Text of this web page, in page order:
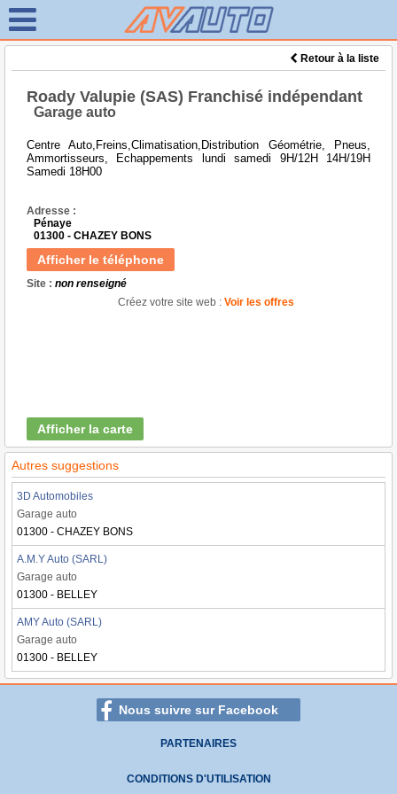
Retour à la liste
Roady Valupie (SAS) Franchisé indépendant
Garage auto
Centre Auto,Freins,Climatisation,Distribution Géométrie, Pneus,
Ammortisseurs, Echappements lundi samedi 9H/12H 14H/19H
Samedi 18H00
Adresse :
Pénaye
01300 - CHAZEY BONS
Afficher le téléphone
Site : non renseigné
Créez votre site web : Voir les offres
Afficher la carte
Autres suggestions
3D Automobiles
Garage auto
01300 - CHAZEY BONS
A.M.Y Auto (SARL)
Garage auto
01300 - BELLEY
AMY Auto (SARL)
Garage auto
01300 - BELLEY
Nous suivre sur Facebook
PARTENAIRES
CONDITIONS D'UTILISATION